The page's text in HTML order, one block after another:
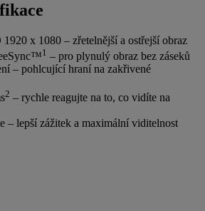
x 1080 – zřetelnější a ostřejší obraz
1 – pro plynulý obraz bez záseků
– pohlcující hraní na zakřivené
2 – rychle reagujte na to, co vidíte na
– lepší zážitek a maximální viditelnost